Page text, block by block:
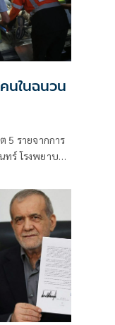
นในฉนวน
5 รายจากการ
ร์ โรงพยาบาล
สราเอลโจมตี